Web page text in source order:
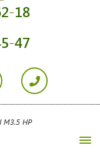
18
47
HP